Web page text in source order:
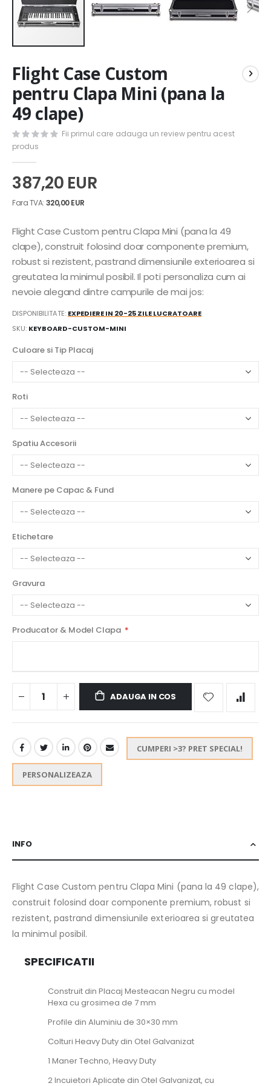
to
the
beginning
of
the
images
gallery
Flight Case Custom
pentru Clapa Mini (pana la
49 clape)
Fii primul care adauga un review pentru acest
produs
387,20 EUR
320,00 EUR
Flight Case Custom pentru Clapa Mini (pana la 49
clape), construit folosind doar componente premium,
robust si rezistent, pastrand dimensiunile exterioarea si
greutatea la minimul posibil. Il poti personaliza cum ai
nevoie alegand dintre campurile de mai jos:
DISPONIBILITATE: EXPEDIERE IN 20-25 ZILE LUCRATOARE
SKU KEYBOARD-CUSTOM-MINI
Culoare si Tip Placaj
Roti
Spatiu Accesorii
Manere pe Capac & Fund
Etichetare
Gravura
Producator & Model Clapa
ADAUGA IN COS
CUMPERI >3? PRET SPECIAL!
PERSONALIZEAZA
INFO
Flight Case Custom pentru Clapa Mini (pana la 49 clape),
construit folosind doar componente premium, robust si
rezistent, pastrand dimensiunile exterioarea si greutatea
la minimul posibil.
SPECIFICATII
Construit din Placaj Mesteacan Negru cu model
Hexa cu grosimea de 7 mm
Profile din Aluminiu de 30×30 mm
Colturi Heavy Duty din Otel Galvanizat
1 Maner Techno, Heavy Duty
2 Incuietori Aplicate din Otel Galvanizat, cu